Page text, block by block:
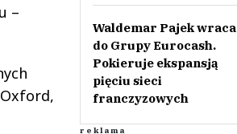
–
Waldemar Pajek wraca
do Grupy Eurocash.
Pokieruje ekspansją
pięciu sieci
franczyzowych